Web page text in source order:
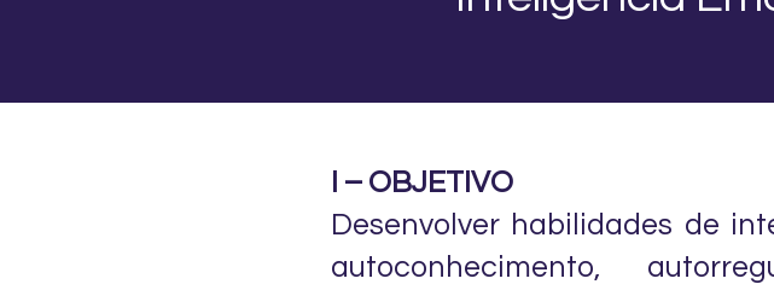
I – OBJETIVO
Desenvolver habilidades de
autoconhecimento,